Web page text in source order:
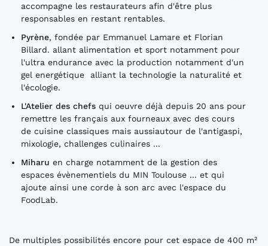
accompagne les restaurateurs afin d'être plus
responsables en restant rentables.
Pyrène, fondée par Emmanuel Lamare et Florian
Billard. allant alimentation et sport notamment pour
l'ultra endurance avec la production notamment d'un
gel energétique alliant la technologie la naturalité et
l'écologie.
L'Atelier des chefs qui oeuvre déjà depuis 20 ans pour
remettre les français aux fourneaux avec des cours
de cuisine classiques mais aussiautour de l'antigaspi,
mixologie, challenges culinaires ...
Miharu en charge notamment de la gestion des
espaces évènementiels du MIN Toulouse ... et qui
ajoute ainsi une corde à son arc avec l'espace du
FoodLab.
De multiples possibilités encore pour cet espace de 400 m²